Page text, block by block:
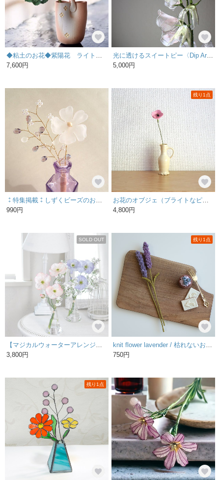
7,600円
5,000円
990円
残り1点
4,800円
SOLD OUT
3,800円
残り1点
750円
残り1点